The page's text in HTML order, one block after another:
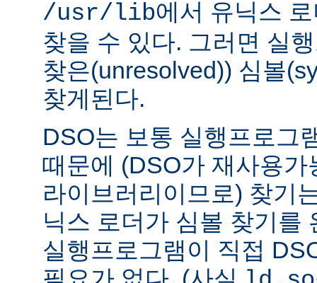
/usr/lib에서 유닉스
찾을 수 있다. 그러면 실
찾은(unresolved)) 심볼
찾게된다.
DSO는 보통 실행프로그
때문에 (DSO가 재사용
라이브러리이므로) 찾기
닉스 로더가 심볼 찾기를
실행프로그램이 직접